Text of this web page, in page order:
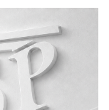
ISP-së.
dhe ka
monitorimin e
të
monitorimi i